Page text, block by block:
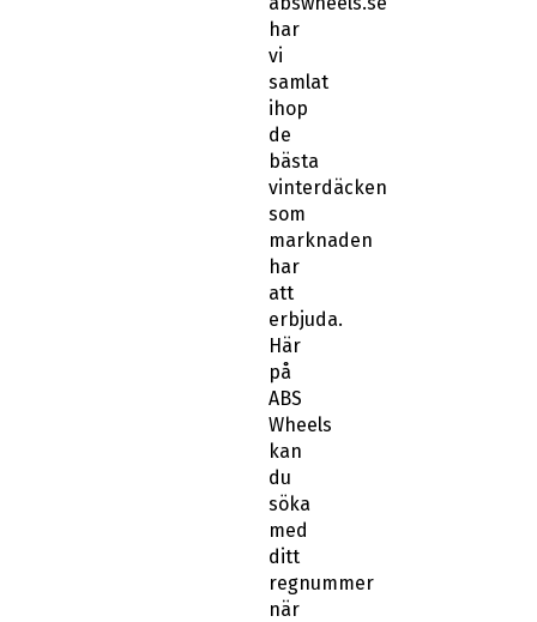
har
vi
samlat
ihop
de
bästa
vinterdäcken
som
marknaden
har
att
erbjuda.
Här
på
ABS
Wheels
kan
du
söka
med
ditt
regnummer
när